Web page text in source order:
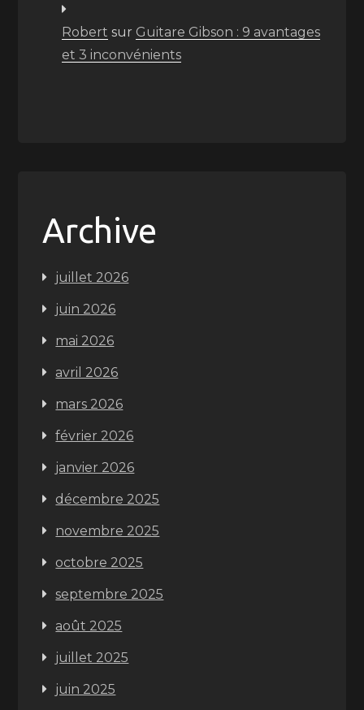
Robert sur Guitare Gibson : 9 avantages
et 3 inconvénients
Archive
juillet 2026
juin 2026
mai 2026
avril 2026
mars 2026
février 2026
janvier 2026
décembre 2025
novembre 2025
octobre 2025
septembre 2025
août 2025
juillet 2025
juin 2025